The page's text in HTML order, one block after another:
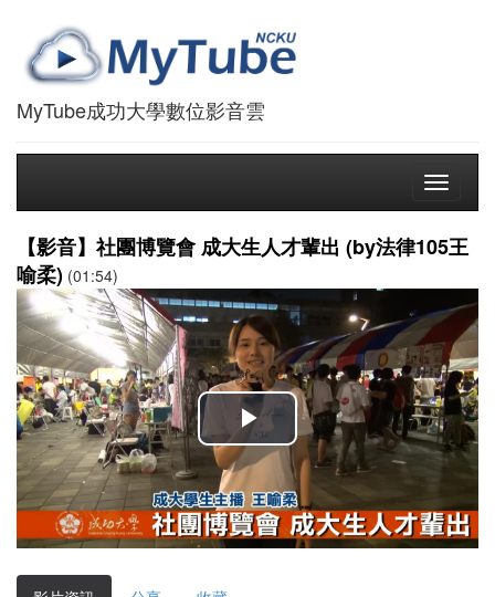
MyTube成功大學數位影音雲
Toggle
【影音】社團博覽會 成大生人才輩出 (by法律105王
喻柔) (01:54)
播
放
影